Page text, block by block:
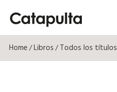
Home/Libros/Todos los títulos